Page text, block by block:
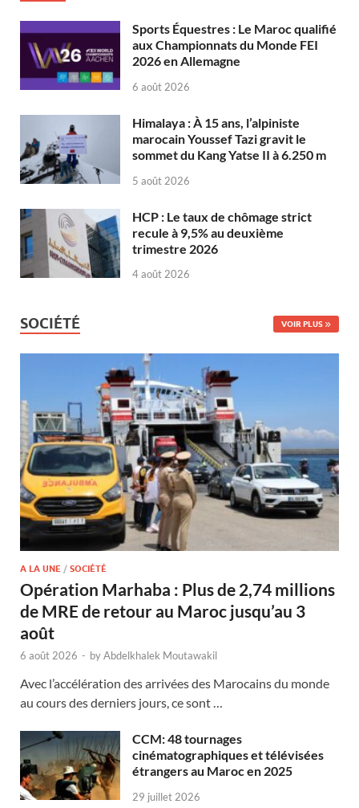
Sports Équestres : Le Maroc qualifié
aux Championnats du Monde FEI
2026 en Allemagne
6 août 2026
Himalaya : À 15 ans, l’alpiniste
marocain Youssef Tazi gravit le
sommet du Kang Yatse II à 6.250 m
5 août 2026
HCP : Le taux de chômage strict
recule à 9,5% au deuxième
trimestre 2026
4 août 2026
SOCIÉTÉ VOIR PLUS
A LA UNE / SOCIÉTÉ
Opération Marhaba : Plus de 2,74 millions
de MRE de retour au Maroc jusqu’au 3
août
6 août 2026 - byAbdelkhalek Moutawakil
Avec l’accélération des arrivées des Marocains du monde
au cours des derniers jours, ce sont …
CCM: 48 tournages
cinématographiques et télévisées
étrangers au Maroc en 2025
29 juillet 2026